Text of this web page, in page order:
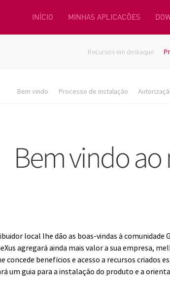
INÍCIO MINHAS APLICACÕES
Recursos em destaque
Bem vindo Processo de instalação
local lhe dão as boas-vindas à comunidade
agregará ainda mais valor a sua empresa,
concede benefícios e acesso a recursos
um guia para a instalação do produto e a